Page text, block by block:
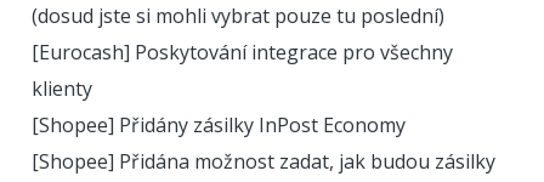
(dosud jste si mohli vybrat pouze tu poslední)
[Eurocash] Poskytování integrace pro všechny
klienty
[Shopee] Přidány zásilky InPost Economy
[Shopee] Přidána možnost zadat, jak budou zásilky